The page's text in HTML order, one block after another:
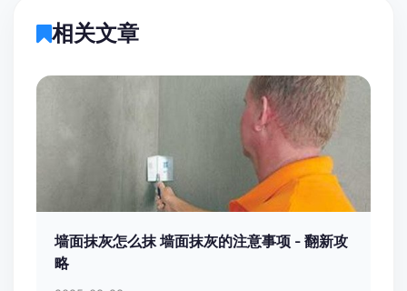
相关文章
墙面抹灰怎么抹 墙面抹灰的注意事项 - 翻新攻
略